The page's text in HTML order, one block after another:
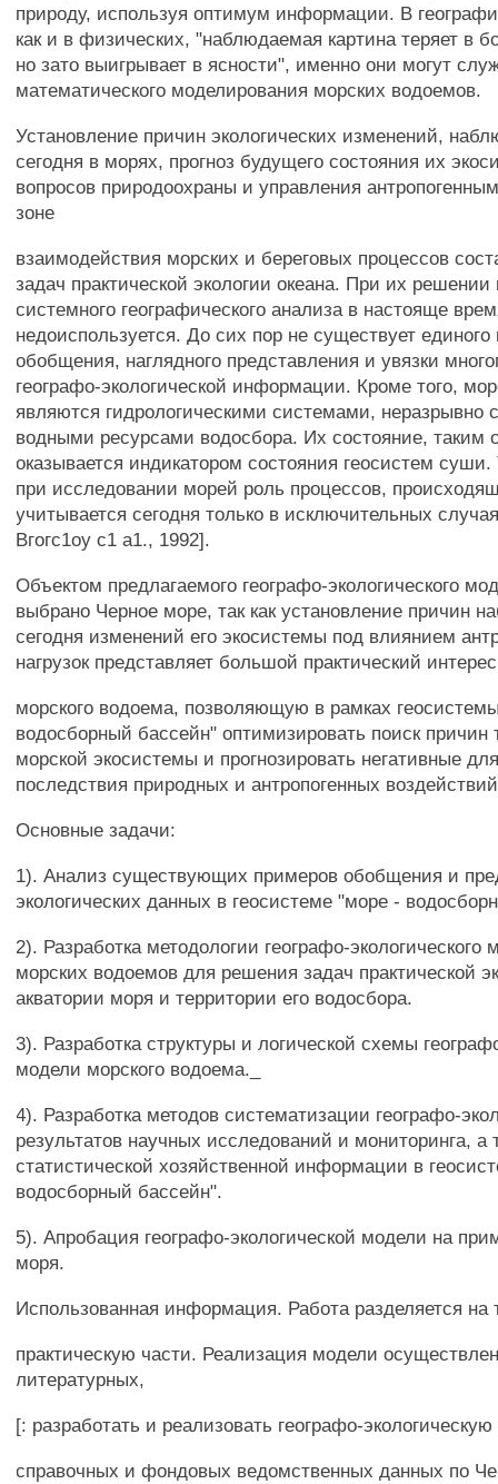
природу, используя оптимум информации. В
как и в физических, "наблюдаемая картина теряет в
но зато выигрывает в ясности", именно они могут
математического моделирования морских водоемов.
Установление причин экологических изменений,
сегодня в морях, прогноз будущего состояния их
вопросов природоохраны и управления
зоне
взаимодействия морских и береговых процессов
задач практической экологии океана. При их решении
системного географического анализа в настояще
недоиспользуется. До сих пор не существует
обобщения, наглядного представления и увязки
географо-экологической информации. Кроме того,
являются гидрологическими системами, неразрывно
водными ресурсами водосбора. Их состояние, таким
оказывается индикатором состояния геосистем
при исследовании морей роль процессов,
учитывается сегодня только в исключительных
Вгогс1оу с1 а1., 1992].
Объектом предлагаемого географо-экологического
выбрано Черное море, так как установление причин
сегодня изменений его экосистемы под влиянием
нагрузок представляет большой практический
морского водоема, позволяющую в рамках
водосборный бассейн" оптимизировать поиск
морской экосистемы и прогнозировать негативные
последствия природных и антропогенных
Основные задачи:
1). Анализ существующих примеров обобщения и
экологических данных в геосистеме "море -
2). Разработка методологии географо-экологического
морских водоемов для решения задач практической
акватории моря и территории его водосбора.
3). Разработка структуры и логической схемы
модели морского водоема._
4). Разработка методов систематизации географо-
результатов научных исследований и мониторинга, а
статистической хозяйственной информации в
водосборный бассейн".
5). Апробация географо-экологической модели на
моря.
Использованная информация. Работа разделяется на
практическую части. Реализация модели
литературных,
[: разработать и реализовать географо-
справочных и фондовых ведомственных данных по